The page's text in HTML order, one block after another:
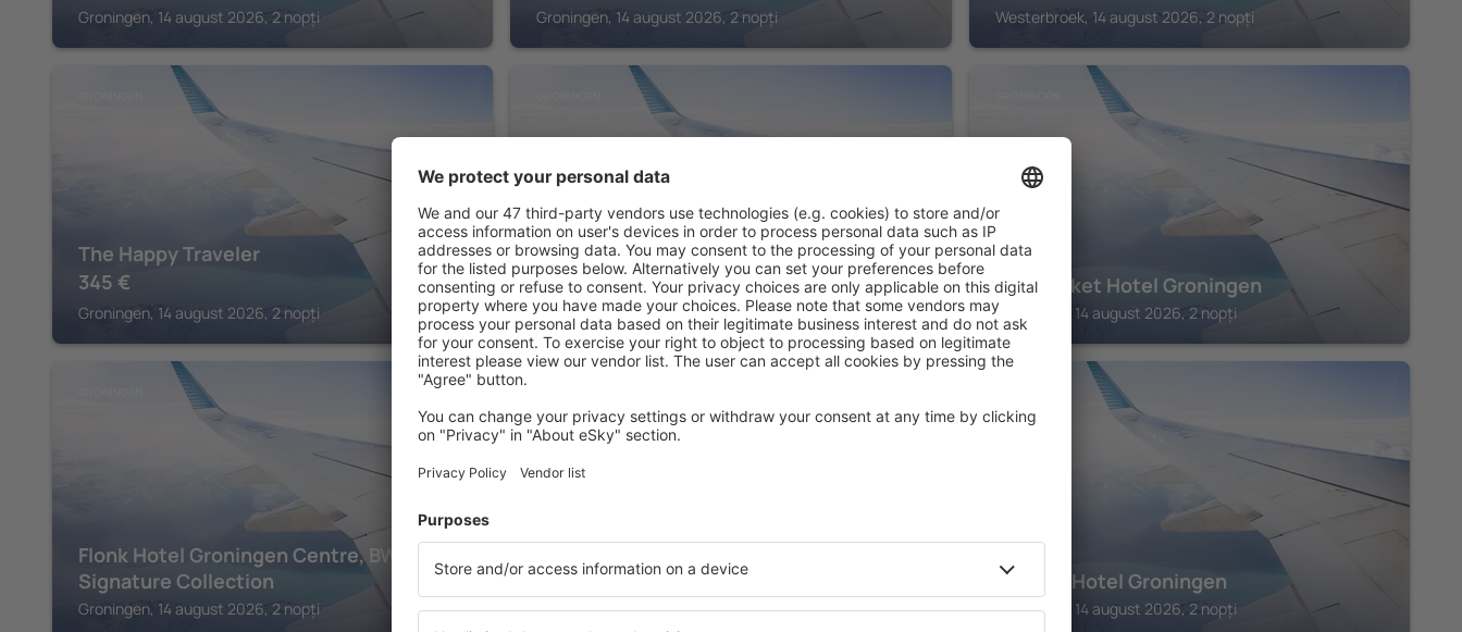
Groningen, 14 august 2026, 2 nopți Groningen, 14 august 2026, 2 nopți Westerbroek, 14 august 2026, 2 nopți
The Happy Traveler
345 €
Groningen, 14 august 2026, 2 nopți
The Hogg House
297€
Groningen, 14 august 2026, 2 nopți
The Market Hotel Groningen
Groningen, 14 august 2026, 2 nopți
Flonk Hotel Groningen Centre, BW
Signature Collection
Groningen, 14 august 2026, 2 nopți
Martini Hotel
Groningen, 14 august 2026, 2 nopți
Bastion Hotel Groningen
Groningen, 14 august 2026, 2 nopți